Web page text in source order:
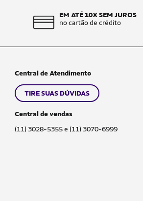
EM ATÉ 10X SEM JUROS
no cartão de crédito
Central de Atendimento
TIRE SUAS DÚVIDAS
Central de vendas
(11) 3028-5355 e (11) 3070-6999